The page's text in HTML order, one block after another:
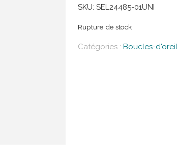
SKU: SEL24485-01UNI
Rupture de stock
Catégories : Boucles-